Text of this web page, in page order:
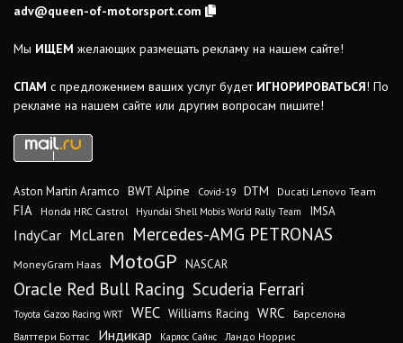
adv@queen-of-motorsport.com
Мы ИЩЕМ желающих размещать рекламу на нашем сайте!
СПАМ с предложением ваших услуг будет ИГНОРИРОВАТЬСЯ! По
рекламе на нашем сайте или другим вопросам пишите!
Aston Martin Aramco BWT Alpine Covid-19 DTM Ducati Lenovo Team
FIA Honda HRC Castrol Hyundai Shell Mobis World Rally Team IMSA
IndyCar McLaren Mercedes-AMG PETRONAS
MoneyGram Haas MotoGP NASCAR
Oracle Red Bull Racing Scuderia Ferrari
Toyota Gazoo Racing WRT WEC Williams Racing WRC
Барселона
Валттери Боттас
Индикар Карлос Сайнс Ландо Норрис